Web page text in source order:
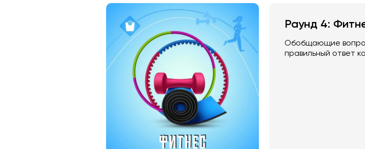
Раунд 4:
Обобщающие
правильный ответ